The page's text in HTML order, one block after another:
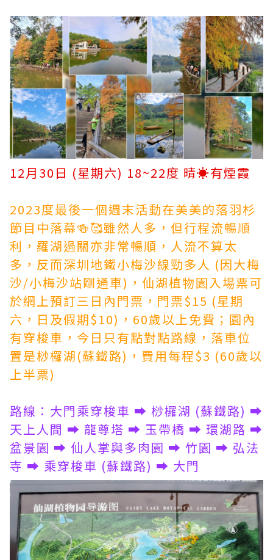
12月30日 (星期六) 18~22度 晴☀️有煙霞
2023度最後一個週末活動在美美的落羽杉
節目中落幕🍻🥰雖然人多，但行程流暢順
利，羅湖過關亦非常暢順，人流不算太
多，反而深圳地鐵小梅沙線勁多人 (因大梅
沙/小梅沙站剛通車)，仙湖植物園入場票可
於網上預訂三日內門票，門票$15 (星期
六，日及假期$10)，60歲以上免費；園內
有穿梭車，今日只有點對點路線，落車位
置是桫欏湖(蘇鐵路)，費用每程$3 (60歲以
上半票)
路線：大門乘穿梭車 ➡️ 桫欏湖 (蘇鐵路) ➡️
天上人間 ➡️ 龍尊塔 ➡️ 玉帶橋 ➡️ 環湖路 ➡️
盆景園 ➡️ 仙人掌與多肉園 ➡️ 竹園 ➡️ 弘法
寺 ➡️ 乘穿梭車 (蘇鐵路) ➡️ 大門